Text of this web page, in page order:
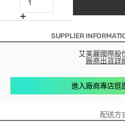
SUPPLIER
艾美麗國際股
廠商出貨詳
進入廠商專店逛
配送方